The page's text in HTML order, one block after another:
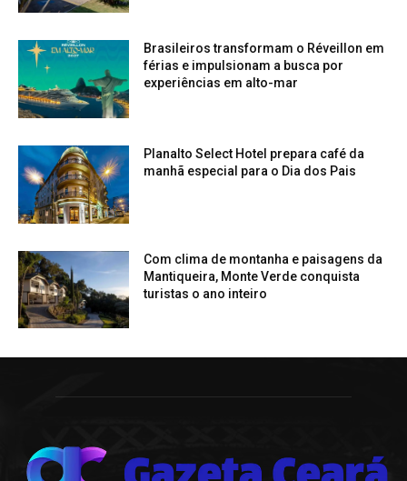
Brasileiros transformam o Réveillon em
férias e impulsionam a busca por
experiências em alto-mar
Planalto Select Hotel prepara café da
manhã especial para o Dia dos Pais
Com clima de montanha e paisagens da
Mantiqueira, Monte Verde conquista
turistas o ano inteiro